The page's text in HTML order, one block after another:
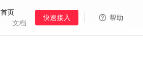
首页
文档
快速接入 帮助